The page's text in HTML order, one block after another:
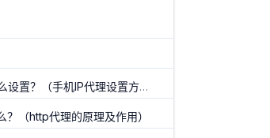
置？（手机IP代理设置方法）
？（http代理的原理及作用）